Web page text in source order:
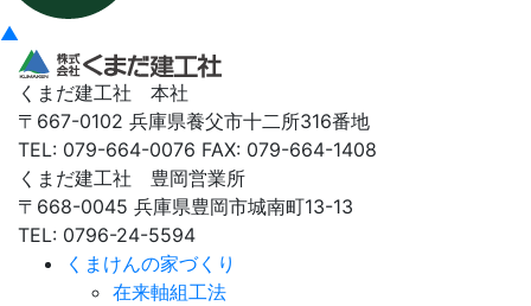
▲
くまだ建工社 本社
〒667-0102 兵庫県養父市十二所316番地
TEL: 079-664-0076 FAX: 079-664-1408
くまだ建工社 豊岡営業所
〒668-0045 兵庫県豊岡市城南町13-13
TEL: 0796-24-5594
くまけんの家づくり
在来軸組工法